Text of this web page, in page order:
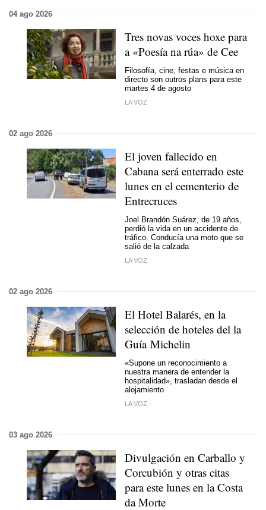
04 ago 2026
Tres novas voces hoxe para
a «Poesía na rúa» de Cee
Filosofía, cine, festas e música en
directo son outros plans para este
martes 4 de agosto
LA VOZ
02 ago 2026
El joven fallecido en
Cabana será enterrado este
lunes en el cementerio de
Entrecruces
Joel Brandón Suárez, de 19 años,
perdió la vida en un accidente de
tráfico. Conducía una moto que se
salió de la calzada
LA VOZ
02 ago 2026
El Hotel Balarés, en la
selección de hoteles del la
Guía Michelin
«Supone un reconocimiento a
nuestra manera de entender la
hospitalidad», trasladan desde el
alojamiento
LA VOZ
03 ago 2026
Divulgación en Carballo y
Corcubión y otras citas
para este lunes en la Costa
da Morte